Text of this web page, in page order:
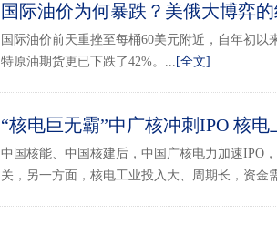
国际油价为何暴跌？美俄大博弈
国际油价前天重挫至每桶60美元附近，自年初以
特原油期货更已下跌了42%。... [全文]
“核电巨无霸”中广核冲刺IPO 核电
中国核能、中国核建后，中国广核电力加速IPO
关，另一方面，核电工业投入大、周期长，资金